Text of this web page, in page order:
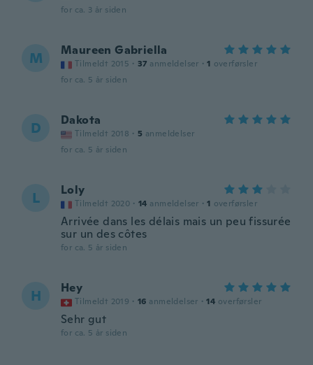
for ca. 3 år siden
M Maureen Gabriella
Tilmeldt 2015 · 37 anmeldelser · 1 overførsler
for ca. 5 år siden
D Dakota
Tilmeldt 2018 · 5 anmeldelser
for ca. 5 år siden
L Loly
Tilmeldt 2020 · 14 anmeldelser · 1 overførsler
Arrivée dans les délais mais un peu fissurée
sur un des côtes
for ca. 5 år siden
H Hey
Tilmeldt 2019 · 16 anmeldelser · 14 overførsler
Sehr gut
for ca. 5 år siden